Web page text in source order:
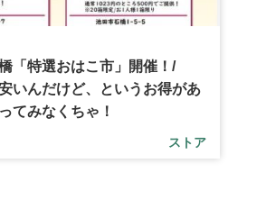
「特選おはこ市」開催！/
いんだけど、というお得があ
てみなくちゃ！
ストア